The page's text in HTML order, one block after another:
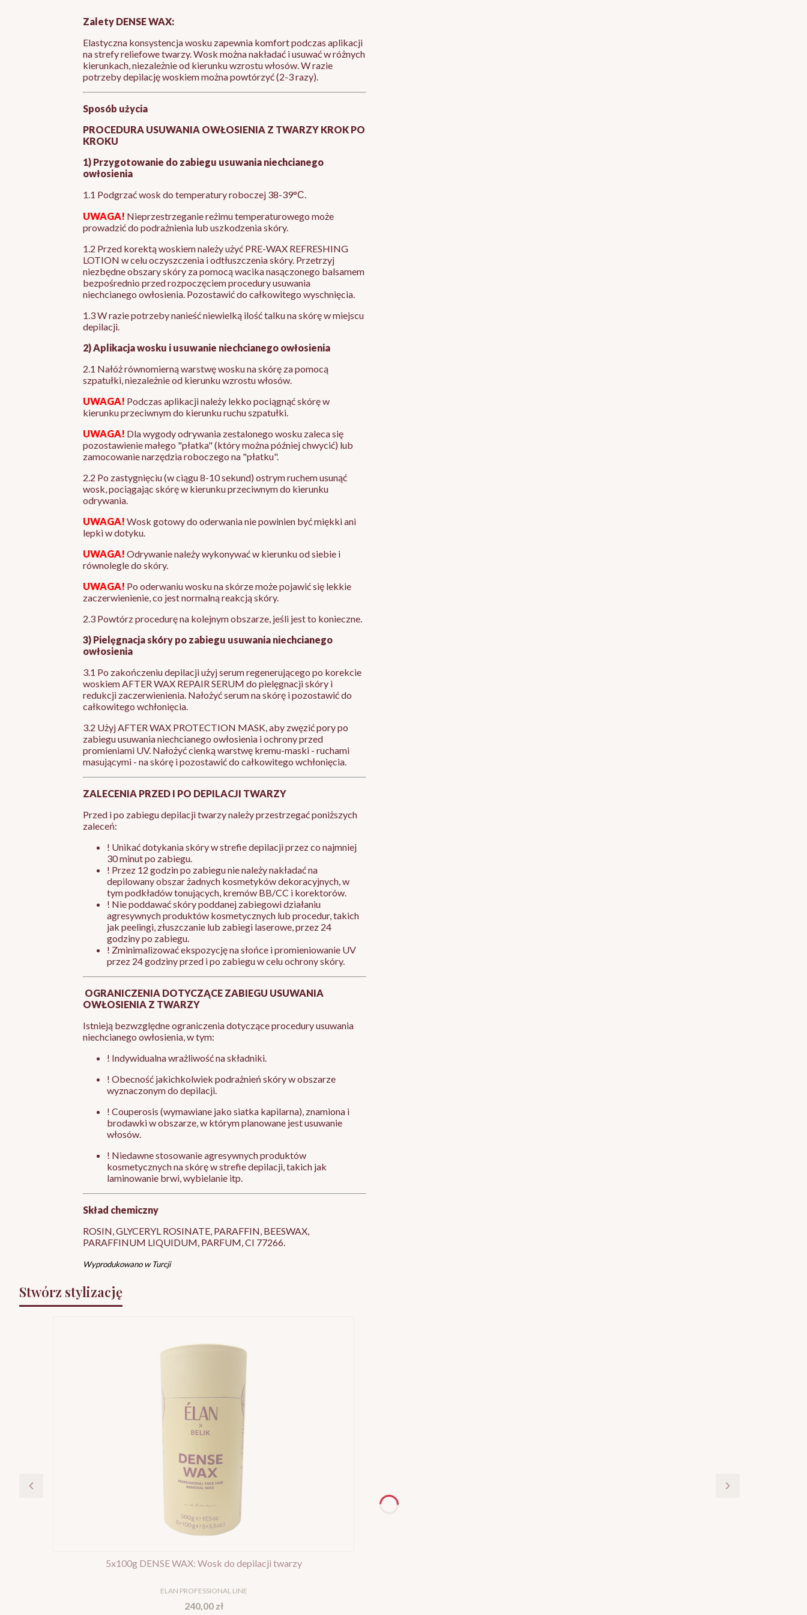
Zalety DENSE WAX:
Elastyczna konsystencja wosku zapewnia komfort podczas aplikacji
na strefy reliefowe twarzy. Wosk można nakładać i usuwać w różnych
kierunkach, niezależnie od kierunku wzrostu włosów. W razie
potrzeby depilację woskiem można powtórzyć (2-3 razy).
Sposób użycia
PROCEDURA USUWANIA OWŁOSIENIA Z TWARZY KROK PO
KROKU
1) Przygotowanie do zabiegu usuwania niechcianego
owłosienia
1.1 Podgrzać wosk do temperatury roboczej 38-39°С.
UWAGA! Nieprzestrzeganie reżimu temperaturowego może
prowadzić do podrażnienia lub uszkodzenia skóry.
1.2 Przed korektą woskiem należy użyć PRE-WAX REFRESHING
LOTION w celu oczyszczenia i odtłuszczenia skóry. Przetrzyj
niezbędne obszary skóry za pomocą wacika nasączonego balsamem
bezpośrednio przed rozpoczęciem procedury usuwania
niechcianego owłosienia. Pozostawić do całkowitego wyschnięcia.
1.3 W razie potrzeby nanieść niewielką ilość talku na skórę w miejscu
depilacji.
2) Aplikacja wosku i usuwanie niechcianego owłosienia
2.1 Nałóż równomierną warstwę wosku na skórę za pomocą
szpatułki, niezależnie od kierunku wzrostu włosów.
UWAGA! Podczas aplikacji należy lekko pociągnąć skórę w
kierunku przeciwnym do kierunku ruchu szpatułki.
UWAGA! Dla wygody odrywania zestalonego wosku zaleca się
pozostawienie małego "płatka" (który można później chwycić) lub
zamocowanie narzędzia roboczego na "płatku".
2.2 Po zastygnięciu (w ciągu 8-10 sekund) ostrym ruchem usunąć
wosk, pociągając skórę w kierunku przeciwnym do kierunku
odrywania.
UWAGA! Wosk gotowy do oderwania nie powinien być miękki ani
lepki w dotyku.
UWAGA! Odrywanie należy wykonywać w kierunku od siebie i
równolegle do skóry.
UWAGA! Po oderwaniu wosku na skórze może pojawić się lekkie
zaczerwienienie, co jest normalną reakcją skóry.
2.3 Powtórz procedurę na kolejnym obszarze, jeśli jest to konieczne.
3) Pielęgnacja skóry po zabiegu usuwania niechcianego
owłosienia
3.1 Po zakończeniu depilacji użyj serum regenerującego po korekcie
woskiem AFTER WAX REPAIR SERUM do pielęgnacji skóry i
redukcji zaczerwienienia. Nałożyć serum na skórę i pozostawić do
całkowitego wchłonięcia.
3.2 Użyj AFTER WAX PROTECTION MASK, aby zwęzić pory po
zabiegu usuwania niechcianego owłosienia i ochrony przed
promieniami UV. Nałożyć cienką warstwę kremu-maski - ruchami
masującymi - na skórę i pozostawić do całkowitego wchłonięcia.
ZALECENIA PRZED I PO DEPILACJI TWARZY
Przed i po zabiegu depilacji twarzy należy przestrzegać poniższych
zaleceń:
! Unikać dotykania skóry w strefie depilacji przez co najmniej
30 minut po zabiegu.
! Przez 12 godzin po zabiegu nie należy nakładać na
depilowany obszar żadnych kosmetyków dekoracyjnych, w
tym podkładów tonujących, kremów BB/CC i korektorów.
! Nie poddawać skóry poddanej zabiegowi działaniu
agresywnych produktów kosmetycznych lub procedur, takich
jak peelingi, złuszczanie lub zabiegi laserowe, przez 24
godziny po zabiegu.
! Zminimalizować ekspozycję na słońce i promieniowanie UV
przez 24 godziny przed i po zabiegu w celu ochrony skóry.
OGRANICZENIA DOTYCZĄCE ZABIEGU USUWANIA
OWŁOSIENIA Z TWARZY
Istnieją bezwzględne ograniczenia dotyczące procedury usuwania
niechcianego owłosienia, w tym:
! Indywidualna wrażliwość na składniki.
! Obecność jakichkolwiek podrażnień skóry w obszarze
wyznaczonym do depilacji.
! Couperosis (wymawiane jako siatka kapilarna), znamiona i
brodawki w obszarze, w którym planowane jest usuwanie
włosów.
! Niedawne stosowanie agresywnych produktów
kosmetycznych na skórę w strefie depilacji, takich jak
laminowanie brwi, wybielanie itp.
Skład chemiczny
ROSIN, GLYCERYL ROSINATE, PARAFFIN, BEESWAX,
PARAFFINUM LIQUIDUM, PARFUM, CI 77266.
Wyprodukowano w Turcji
Stwórz stylizację
5x100g DENSE WAX: Wosk do depilacji twarzy
PRODUCENT
ELAN PROFESSIONAL LINE
Cena
240,00 zł